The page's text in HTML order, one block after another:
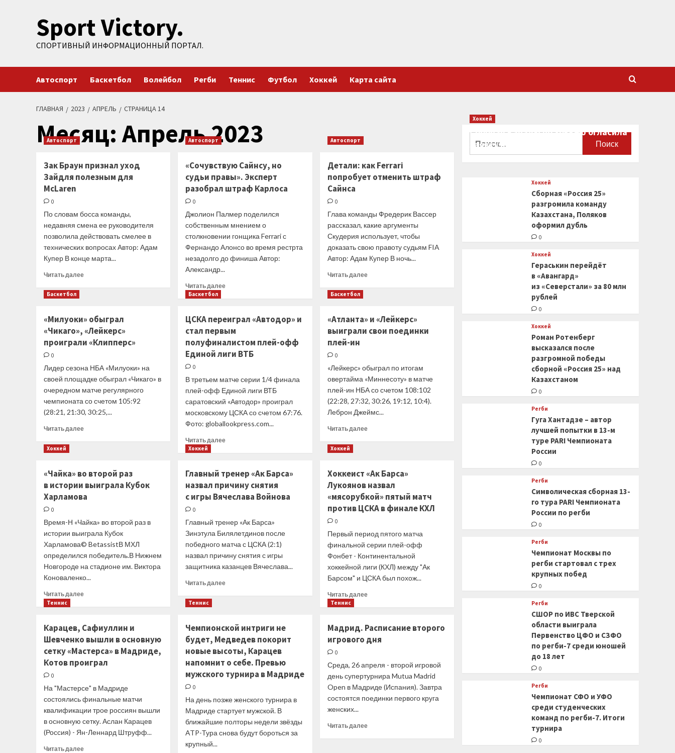
содержимомуSport Victory.
СПОРТИВНЫЙ ИНФОРМАЦИОННЫЙ ПОРТАЛ.
Автоспорт Баскетбол Волейбол Регби Теннис Футбол Хоккей Карта сайта
ГЛАВНАЯ 2023 АПРЕЛЬ СТРАНИЦА 14
Месяц:Апрель 2023
Автоспорт
Зак Браун признал уход
Зайдля полезным для
McLaren
0
По словам босса команды,
недавняя смена ее руководителя
позволила действовать смелее в
технических вопросах Автор: Адам
Купер В конце марта...
Читать далееПрочитать
признал
уход
Зайдля
McLaren
Автоспорт
«Сочувствую Сайнсу, но
судьи правы». Эксперт
разобрал штраф Карлоса
0
Джолион Палмер поделился
собственным мнением о
столкновении гонщика Ferrari с
Фернандо Алонсо во время рестрта
незадолго до финиша Автор:
Александр...
Читать далееПрочитать
Сайнсу,
но
судьи
правы».
штраф
Карлоса
Автоспорт
Детали: как Ferrari
попробует отменить штраф
Сайнса
0
Глава команды Фредерик Вассер
рассказал, какие аргументы
Скудерия использует, чтобы
доказать свою правоту судьям FIA
Автор: Адам Купер В ночь...
Читать далееПрочитать
Ferrari
попробует
Баскетбол
«Милуоки» обыграл
«Чикаго», «Лейкерс»
проиграли «Клипперс»
0
Лидер сезона НБА «Милуоки» на
своей площадке обыграл «Чикаго» в
очередном матче регулярного
чемпионата со счетом 105:92
(28:21, 21:30, 30:25,...
Читать далееПрочитать
«Чикаго»,
«Лейкерс»
проиграли
Баскетбол
ЦСКА переиграл «Автодор» и
стал первым
полуфиналистом плей-офф
Единой лиги ВТБ
0
В третьем матче серии 1/4 финала
плей-офф Единой лиги ВТБ
саратовский «Автодор» проиграл
московскому ЦСКА со счетом 67:76.
Фото: globallookpress.com...
Читать далееПрочитать
переиграл
«Автодор»
и
полуфиналистом
плей-
офф
Единой
Баскетбол
«Атланта» и «Лейкерс»
выиграли свои поединки
плей-ин
0
«Лейкерс» обыграл по итогам
овертайма «Миннесоту» в матче
плей-ин НБА со счетом 108:102
(22:28, 27:32, 30:26, 19:12, 10:4).
Леброн Джеймс...
Читать далееПрочитать
«Лейкерс»
выиграли
свои
поединки
плей-
Хоккей
«Чайка» во второй раз
в истории выиграла Кубок
Харламова
0
Время-Н «Чайка» во второй раз в
истории выиграла Кубок
Харламова© BetassistВ МХЛ
определился победитель.В Нижнем
Новгороде на стадионе им. Виктора
Коноваленко...
Читать далееПрочитать
во второй
раз
в истории
выиграла
Кубок
Хоккей
Главный тренер «Ак Барса»
назвал причину снятия
с игры Вячеслава Войнова
0
Главный тренер «Ак Барса»
Зинэтула Билялетдинов после
победного матча с ЦСКА (2:1)
назвал причину снятия с игры
защитника казанцев Вячеслава...
Читать далееПрочитать
«Ак
Барса»
назвал
причину
снятия
с игры
Хоккей
Хоккеист «Ак Барса»
Лукоянов назвал
«мясорубкой» пятый матч
против ЦСКА в финале КХЛ
0
Первый период пятого матча
финальной серии плей-офф
Фонбет - Континентальной
хоккейной лиги (КХЛ) между "Ак
Барсом" и ЦСКА был похож...
Читать далееПрочитать
«Ак
Барса»
«мясорубкой»
пятый
матч
против
КХЛ
Теннис
Карацев, Сафиуллин и
Шевченко вышли в основную
сетку «Мастерса» в Мадриде,
Котов проиграл
0
На "Мастерсе" в Мадриде
состоялись финальные матчи
квалификации трое россиян вышли
в основную сетку. Аслан Карацев
(Россия) - Ян-Леннард Штруфф...
Читать далееПрочитать
Теннис
Чемпионской интриги не
будет, Медведев покорит
новые высоты, Карацев
напомнит о себе. Превью
мужского турнира в Мадриде
0
На день позже женского турнира в
Мадриде стартует мужской. В
ближайшие полторы недели звёзды
ATP-Тура снова будут бороться за
крупный...
Теннис
Мадрид. Расписание второго
игрового дня
0
Среда, 26 апреля - второй игровой
день супертурнира Mutua Madrid
Open в Мадриде (Испания). Завтра
состоятся поединки первого круга
женских...
Читать далееПрочитать
Хоккей
Сборная Канады по хоккею огласила
заявку на чемпионат мира
Хоккей
Сборная «Россия 25»
разгромила команду
Казахстана, Поляков
оформил дубль
0
Хоккей
Гераськин перейдёт
в «Авангард»
из «Северстали» за 80 млн
рублей
0
Хоккей
Роман Ротенберг
высказался после
разгромной победы
сборной «Россия 25» над
Казахстаном
0
Регби
Гуга Хантадзе – автор
лучшей попытки в 13-м
туре PARI Чемпионата
России
0
Регби
Символическая сборная 13-
го тура PARI Чемпионата
России по регби
0
Регби
Чемпионат Москвы по
регби стартовал с трех
крупных побед
0
Регби
СШОР по ИВС Тверской
области выиграла
Первенство ЦФО и СЗФО
по регби-7 среди юношей
до 18 лет
0
Регби
Чемпионат СФО и УФО
среди студенческих
команд по регби-7. Итоги
турнира
0